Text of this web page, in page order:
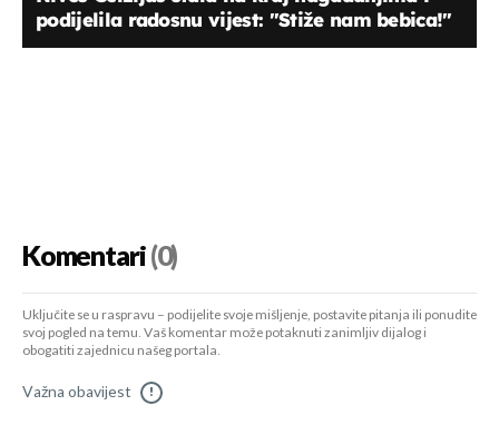
podijelila radosnu vijest: "Stiže nam bebica!"
Komentari(0)
Uključite se u raspravu – podijelite svoje mišljenje, postavite pitanja ili ponudite
svoj pogled na temu. Vaš komentar može potaknuti zanimljiv dijalog i
obogatiti zajednicu našeg portala.
Važna obavijest !